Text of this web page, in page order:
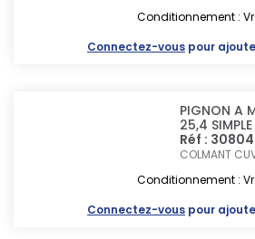
Conditionnement :
Connectez-vous pour
PIGNON A
25,4
Réf :
COLMANT
Conditionnement :
Connectez-vous pour